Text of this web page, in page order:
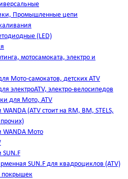
Промышленные цепи
(LED)
мотосамоката, электро и
Мото-самокатов, детских ATV
электроATV, электро-велосипедов
для Мото, ATV
(АТV стоит на RM, BM, STELS,
прочих)
Мото
SUN.F для квадроциклов (АТV)